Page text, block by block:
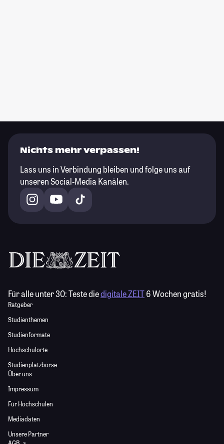
Nichts mehr verpassen!
Lass uns in Verbindung bleiben und folge uns auf
unseren Social-Media Kanälen.
Für alle unter 30:Teste diedigitale ZEIT6 Wochen gratis!
Ratgeber
Studienthemen
Studienformate
Hochschulorte
Studienplatzbörse
Über uns
Impressum
Für Hochschulen
Mediadaten
Unsere Partner